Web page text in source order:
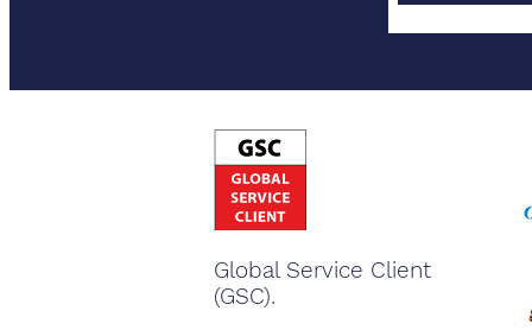
Global Service Client
(GSC).